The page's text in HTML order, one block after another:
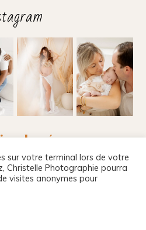
sur les réseaux
Kersulec
sur votre terminal lors de votre
Christelle Photographie pourra
visites anonymes pour